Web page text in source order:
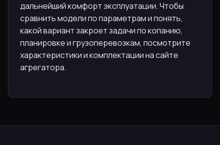
дальнейший комфорт эксплуатации. Чтобы
сравнить модели по параметрам и понять,
какой вариант закроет задачи по копанию,
планировке и грузоперевозкам, посмотрите
характеристики и комплектации на сайте
агрегатора.